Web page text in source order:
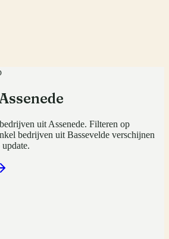
Assenede
uit Assenede. Filteren op
bedrijven uit Bassevelde verschijnen